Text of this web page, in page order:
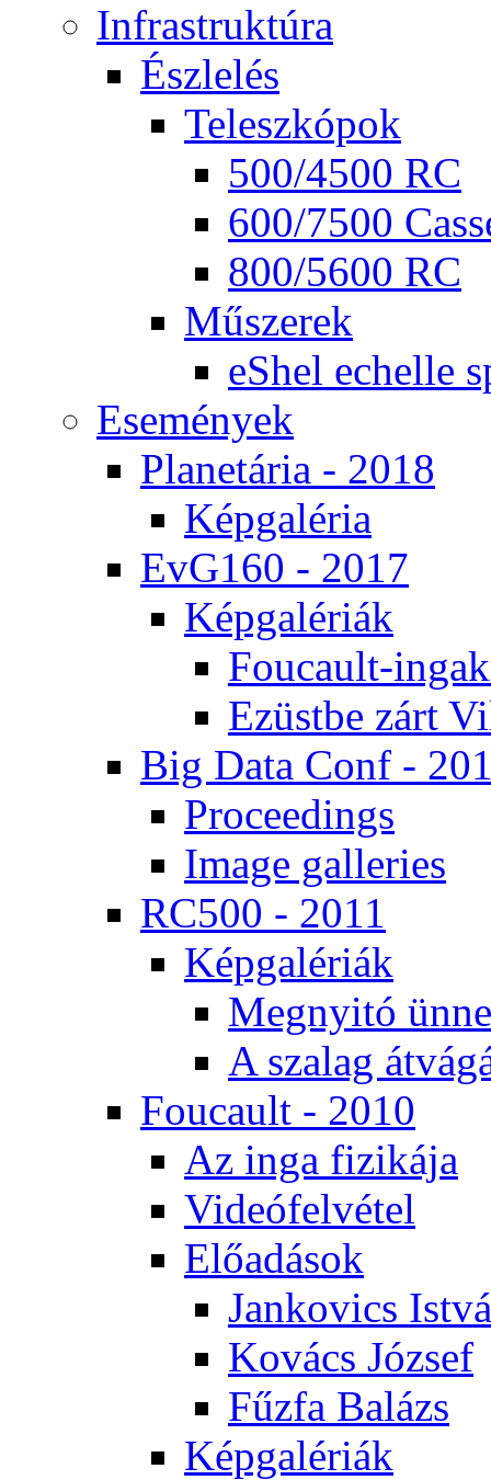
Inf­ra­struk­tú­ra
Ész­le­lés
Te­lesz­kó­pok
500/4500 RC
600/7500
800/5600 RC
Mű­sze­rek
eS­hel echel­le
Ese­mé­nyek
Pla­ne­tá­ria - 2018
Kép­ga­lé­ria
EvG160 - 2017
Kép­ga­lé­ri­ák
Fo­u­ca­ult-
Ezüst­be zárt
Big Da­ta Conf -
Pro­ce­e­dings
Image gal­le­ri­es
RC500 - 2011
Kép­ga­lé­ri­ák
Meg­nyi­tó
A sza­lag
Fo­u­ca­ult - 2010
Az in­ga fi­zi­ká­ja
Vi­de­ó­fel­vé­tel
Elő­adá­sok
Jan­ko­vics
Ko­vács Jó­zsef
Fűz­fa Ba­lázs
Kép­ga­lé­ri­ák